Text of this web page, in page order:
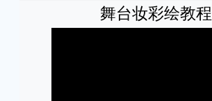
舞台妆彩绘教程